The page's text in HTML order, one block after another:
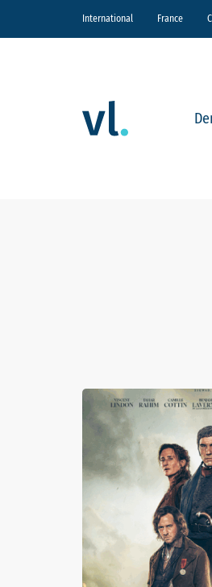
International France